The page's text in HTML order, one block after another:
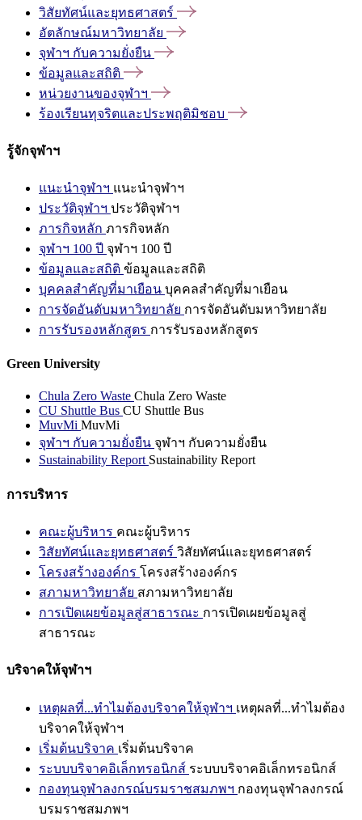
วิสัยทัศน์และยุทธศาสตร์
อัตลักษณ์มหาวิทยาลัย
จุฬาฯ กับความยั่งยืน
ข้อมูลและสถิติ
หน่วยงานของจุฬาฯ
ร้องเรียนทุจริตและประพฤติมิชอบ
รู้จักจุฬาฯ
แนะนำจุฬาฯ แนะนำจุฬาฯ
ประวัติจุฬาฯ ประวัติจุฬาฯ
ภารกิจหลัก ภารกิจหลัก
จุฬาฯ 100 ปี จุฬาฯ 100 ปี
ข้อมูลและสถิติ ข้อมูลและสถิติ
บุคคลสำคัญที่มาเยือน บุคคลสำคัญที่มาเยือน
การจัดอันดับมหาวิทยาลัย การจัดอันดับมหาวิทยาลัย
การรับรองหลักสูตร การรับรองหลักสูตร
Green University
Chula Zero Waste Chula Zero Waste
CU Shuttle Bus CU Shuttle Bus
MuvMi MuvMi
จุฬาฯ กับความยั่งยืน จุฬาฯ กับความยั่งยืน
Sustainability Report Sustainability Report
การบริหาร
คณะผู้บริหาร คณะผู้บริหาร
วิสัยทัศน์และยุทธศาสตร์ วิสัยทัศน์และยุทธศาสตร์
โครงสร้างองค์กร โครงสร้างองค์กร
สภามหาวิทยาลัย สภามหาวิทยาลัย
การเปิดเผยข้อมูลสู่สาธารณะ การเปิดเผยข้อมูลสู่
สาธารณะ
บริจาคให้จุฬาฯ
เหตุผลที่...ทำไมต้องบริจาคให้จุฬาฯ เหตุผลที่...ทำไมต้อง
บริจาคให้จุฬาฯ
เริ่มต้นบริจาค เริ่มต้นบริจาค
ระบบบริจาคอิเล็กทรอนิกส์ ระบบบริจาคอิเล็กทรอนิกส์
กองทุนจุฬาลงกรณ์บรมราชสมภพฯ กองทุนจุฬาลงกรณ์
บรมราชสมภพฯ